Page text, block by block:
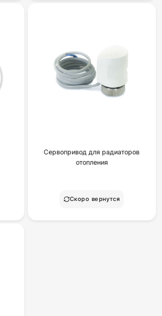
Сервопривод для радиаторов
отопления
Скоро вернутся